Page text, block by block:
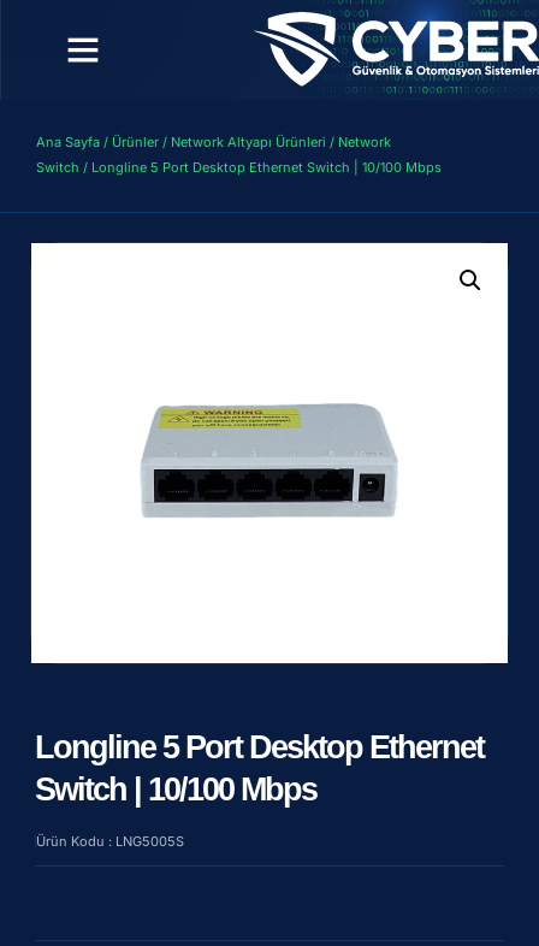
Ana Sayfa / Ürünler / Network Altyapı Ürünleri / Network
Switch / Longline 5 Port Desktop Ethernet Switch | 10/100 Mbps
Longline 5 Port Desktop Ethernet
Switch | 10/100 Mbps
Ürün Kodu : LNG5005S